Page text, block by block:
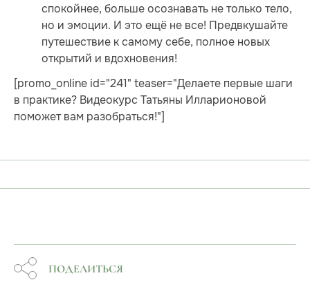
спокойнее, больше осознавать не только тело,
но и эмоции. И это ещё не все! Предвкушайте
путешествие к самому себе, полное новых
открытий и вдохновения!
[promo_online id="241" teaser="Делаете первые шаги
в практике? Видеокурс Татьяны Илларионовой
поможет вам разобраться!"]
ПОДЕЛИТЬСЯ